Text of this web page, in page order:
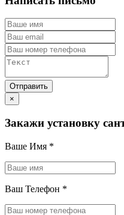
×
Закажи установку
Ваше Имя *
Ваш Телефон *